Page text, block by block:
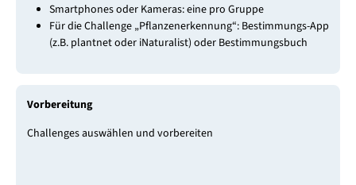
Smartphones oder Kameras: eine pro Gruppe
Für die Challenge „Pflanzenerkennung“: Bestimmungs-App
(z.B. plantnet oder iNaturalist) oder Bestimmungsbuch
Vorbereitung
Challenges auswählen und vorbereiten